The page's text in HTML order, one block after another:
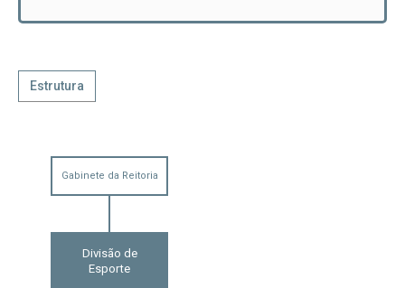
Estrutura
Gabinete da Reitoria
Divisão de
Esporte